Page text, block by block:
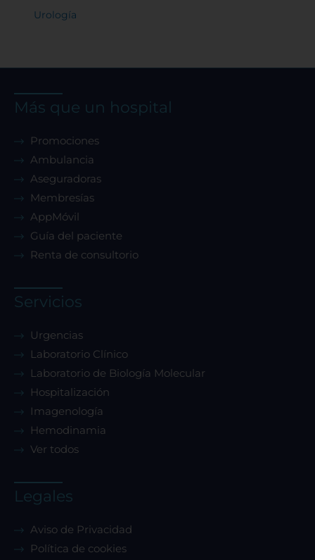
Urología
Más que un hospital
Promociones
Ambulancia
Aseguradoras
Membresías
AppMóvil
Guía del paciente
Renta de consultorio
Servicios
Urgencias
Laboratorio Clínico
Laboratorio de Biología Molecular
Hospitalización
Imagenología
Hemodinamia
Ver todos
Legales
Aviso de Privacidad
Política de cookies